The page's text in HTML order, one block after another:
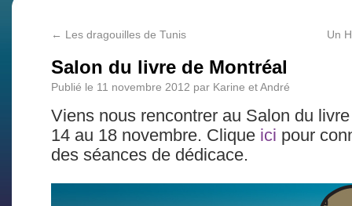
← Les dragouilles de Tunis Un
Salon du livre de Montréal
Publié le 11 novembre 2012 par Karine et André
Viens nous rencontrer au Salon du
14 au 18 novembre. Clique ici pour
des séances de dédicace.